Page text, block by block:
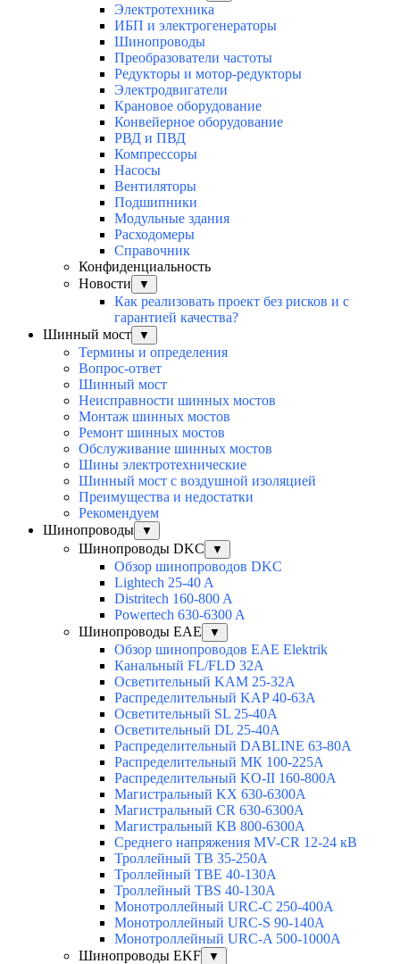
Электротехника
ИБП и электрогенераторы
Шинопроводы
Преобразователи частоты
Редукторы и мотор-редукторы
Электродвигатели
Крановое оборудование
Конвейерное оборудование
РВД и ПВД
Компрессоры
Насосы
Вентиляторы
Подшипники
Модульные здания
Расходомеры
Справочник
Конфиденциальность
Новости
▼
Как реализовать проект без рисков и с
гарантией качества?
Шинный мост
▼
Термины и определения
Вопрос-ответ
Шинный мост
Неисправности шинных мостов
Монтаж шинных мостов
Ремонт шинных мостов
Обслуживание шинных мостов
Шины электротехнические
Шинный мост с воздушной изоляцией
Преимущества и недостатки
Рекомендуем
Шинопроводы
▼
Шинопроводы DKC ▼
Обзор шинопроводов DKC
Lightech 25-40 A
Distritech 160-800 A
Powertech 630-6300 A
Шинопроводы EAE
▼
Обзор шинопроводов EAE Elektrik
Канальный FL/FLD 32A
Осветительный KAM 25-32А
Распределительный KAP 40-63A
Осветительный SL 25-40А
Осветительный DL 25-40А
Распределительный DABLINE 63-80A
Распределительный МК 100-225А
Распределительный KO-II 160-800А
Магистральный KX 630-6300А
Магистральный CR 630-6300А
Магистральный KB 800-6300А
Среднего напряжения MV-CR 12-24 кВ
Троллейный TB 35-250A
Троллейный TBE 40-130A
Троллейный TBS 40-130A
Монотроллейный URC-C 250-400A
Монотроллейный URC-S 90-140A
Монотроллейный URC-A 500-1000A
Шинопроводы EKF
▼